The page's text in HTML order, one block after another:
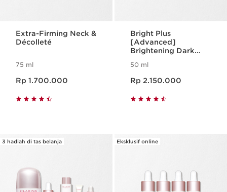
Extra-Firming Neck &
Décolleté
75 ml
Rp 1.700.000
Bright Plus
[Advanced]
Brightening Dark
Expert Serum
50 ml
Rp 2.150.000
3 hadiah di tas belanja Eksklusif online